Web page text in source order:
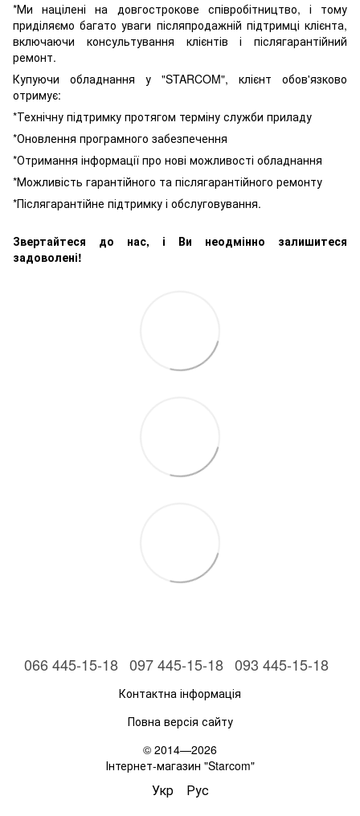
*Ми націлені на довгострокове співробітництво, і тому
приділяємо багато уваги післяпродажній підтримці клієнта,
включаючи консультування клієнтів і післягарантійний
ремонт.
Купуючи обладнання у "STARCOM", клієнт обов'язково
отримує:
*Технічну підтримку протягом терміну служби приладу
*Оновлення програмного забезпечення
*Отримання інформації про нові можливості обладнання
*Можливість гарантійного та післягарантійного ремонту
*Післягарантійне підтримку і обслуговування.
Звертайтеся до нас, і Ви неодмінно залишитеся
задоволені!
066 445-15-18 097 445-15-18 093 445-15-18
Контактна інформація
Повна версія сайту
© 2014—2026
Інтернет-магазин "Starcom"
Укр Рус